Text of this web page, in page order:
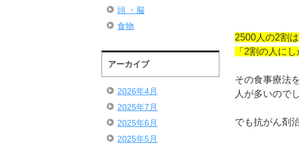
2500人の2割
「2割の人に
その食事療法
人が多いので
でも抗がん剤
頭 ・脳
食物
アーカイブ
2026年4月
2025年7月
2025年6月
2025年5月